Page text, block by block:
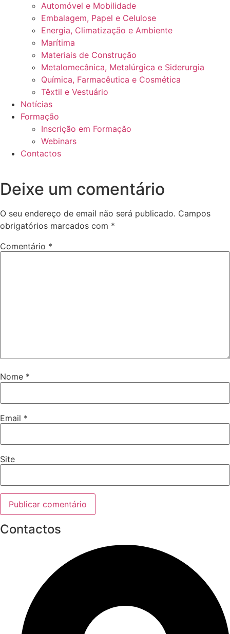
Automóvel e Mobilidade
Embalagem, Papel e Celulose
Energia, Climatização e Ambiente
Marítima
Materiais de Construção
Metalomecânica, Metalúrgica e Siderurgia
Química, Farmacêutica e Cosmética
Têxtil e Vestuário
Notícias
Formação
Inscrição em Formação
Webinars
Contactos
Deixe um comentário
O seu endereço de email não será publicado. Campos
obrigatórios marcados com *
Comentário *
Nome *
Email *
Site
Contactos